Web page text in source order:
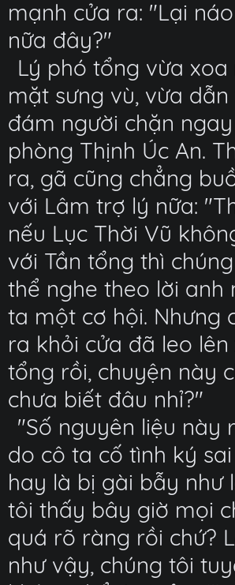
mạnh cửa ra: "Lại
nữa đây?"
Lý phó tổng vừa
mặt sưng vù, vừa
đám người chặn
phòng Thịnh Úc An.
ra, gã cũng chẳng
với Lâm trợ lý nữa:
nếu Lục Thời Vũ
với Tần tổng thì
thể nghe theo lời anh
ta một cơ hội. Nhưng
ra khỏi cửa đã leo lên
tổng rồi, chuyện này
chưa biết đâu nhỉ?"
"Số nguyên liệu này
do cô ta cố tình ký
hay là bị gài bẫy như
tôi thấy bây giờ mọi
quá rõ ràng rồi chứ?
như vậy, chúng tôi